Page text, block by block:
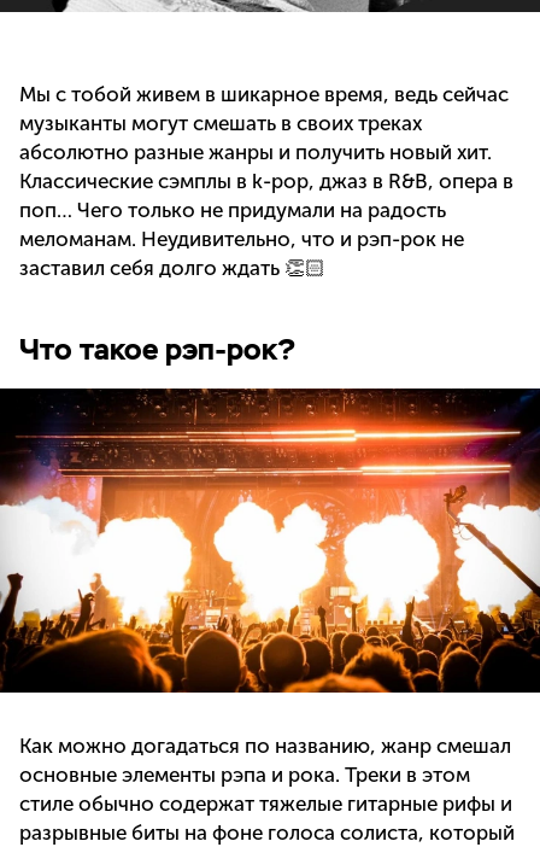
Мы с тобой живем в шикарное время, ведь сейчас
музыканты могут смешать в своих треках
абсолютно разные жанры и получить новый хит.
Классические сэмплы в k-pop, джаз в R&B, опера в
поп… Чего только не придумали на радость
меломанам. Неудивительно, что и рэп-рок не
заставил себя долго ждать 👏🏻
Что такое рэп-рок?
Как можно догадаться по названию, жанр смешал
основные элементы рэпа и рока. Треки в этом
стиле обычно содержат тяжелые гитарные рифы и
разрывные биты на фоне голоса солиста, который